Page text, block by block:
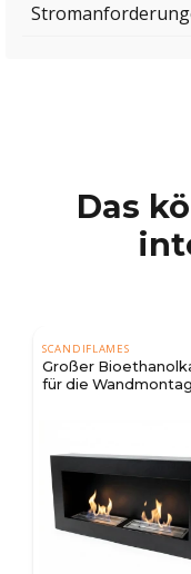
Das
SCANDIFLAMES
Großer
für die